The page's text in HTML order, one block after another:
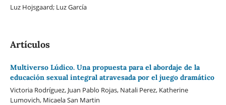
Luz Hojsgaard; Luz García
Artículos
Multiverso Lúdico. Una propuesta para el abordaje de la
educación sexual integral atravesada por el juego dramático
Victoria Rodríguez, Juan Pablo Rojas, Natali Perez, Katherine
Lumovich, Micaela San Martin